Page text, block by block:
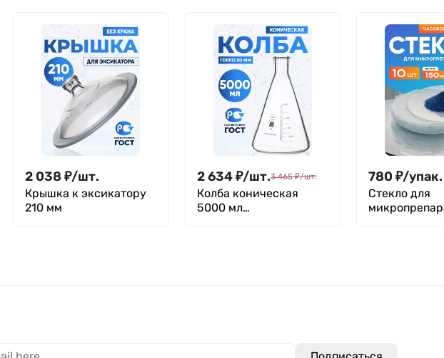
2 038 ₽/шт.
Крышка к эксикатору
210 мм
2 634 ₽/шт.3 465 ₽/шт.
Колба коническая
5000 мл
780 ₽/упак.
Стекло для